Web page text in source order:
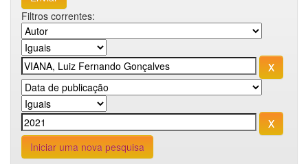
Filtros correntes:
Iniciar uma nova pesquisa